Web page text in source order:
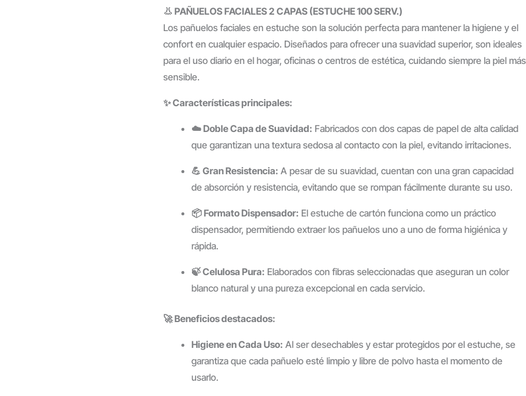
👃 PAÑUELOS FACIALES 2 CAPAS (ESTUCHE 100 SERV.)
Los pañuelos faciales en estuche son la solución perfecta para mantener la higiene y el
confort en cualquier espacio. Diseñados para ofrecer una suavidad superior, son ideales
para el uso diario en el hogar, oficinas o centros de estética, cuidando siempre la piel más
sensible.
✨ Características principales:
☁️ Doble Capa de Suavidad: Fabricados con dos capas de papel de alta calidad
que garantizan una textura sedosa al contacto con la piel, evitando irritaciones.
💪 Gran Resistencia: A pesar de su suavidad, cuentan con una gran capacidad
de absorción y resistencia, evitando que se rompan fácilmente durante su uso.
📦 Formato Dispensador: El estuche de cartón funciona como un práctico
dispensador, permitiendo extraer los pañuelos uno a uno de forma higiénica y
rápida.
🍃 Celulosa Pura: Elaborados con fibras seleccionadas que aseguran un color
blanco natural y una pureza excepcional en cada servicio.
🚀 Beneficios destacados:
Higiene en Cada Uso: Al ser desechables y estar protegidos por el estuche, se
garantiza que cada pañuelo esté limpio y libre de polvo hasta el momento de
usarlo.